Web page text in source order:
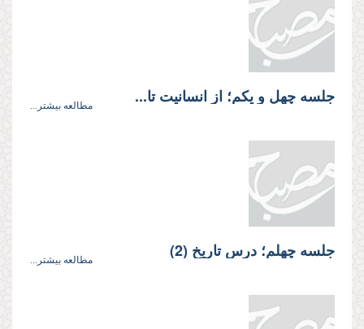
جلسه چهل‌ و یکم؛ از انسانیت تا... مطالعه بیشتر...
جلسه چهلم؛ درس تاریخ (2) مطالعه بیشتر...